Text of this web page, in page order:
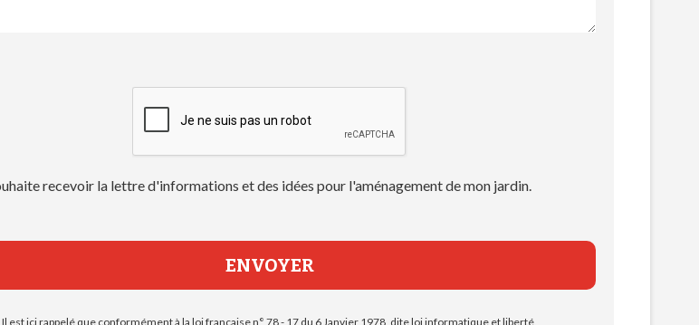
recevoir la lettre d'informations et des idées pour l'aménagement de mon jardin.
Il est ici rappelé que conformément à la loi française n° 78 - 17 du 6 Janvier 1978, dite loi informatique et liberté,